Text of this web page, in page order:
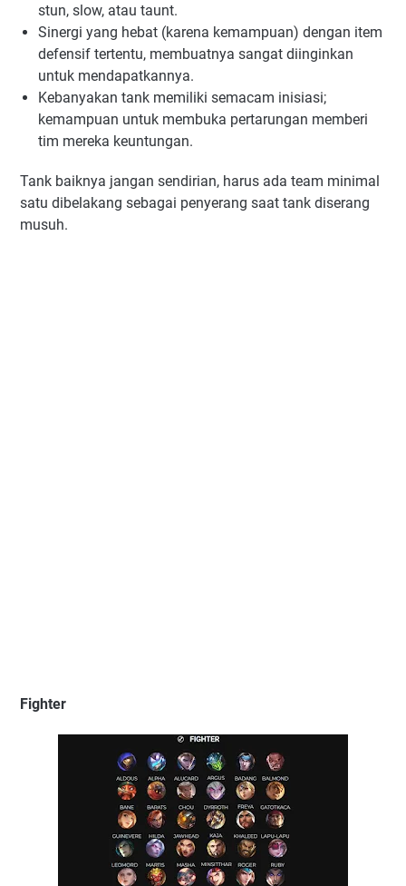
stun, slow, atau taunt.
Sinergi yang hebat (karena kemampuan) dengan item
defensif tertentu, membuatnya sangat diinginkan
untuk mendapatkannya.
Kebanyakan tank memiliki semacam inisiasi;
kemampuan untuk membuka pertarungan memberi
tim mereka keuntungan.
Tank baiknya jangan sendirian, harus ada team minimal
satu dibelakang sebagai penyerang saat tank diserang
musuh.
Fighter